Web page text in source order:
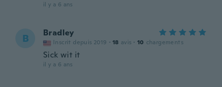
il y a 6 ans
B Bradley
Inscrit depuis 2019 · 18 avis · 10 chargements
Sick wit it
il y a 6 ans